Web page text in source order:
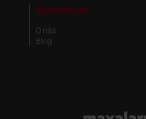
Spoločnosť
O nás
Blog
www.maxalarm.sk